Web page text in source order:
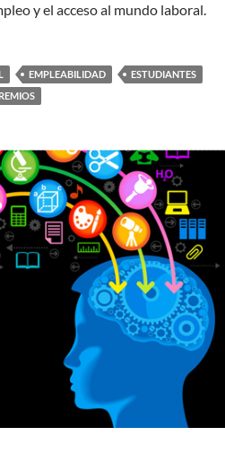
y el acceso al mundo laboral.
EMPLEABILIDAD
ESTUDIANTES